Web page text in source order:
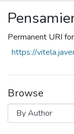
Permanent URI
https://
Browse